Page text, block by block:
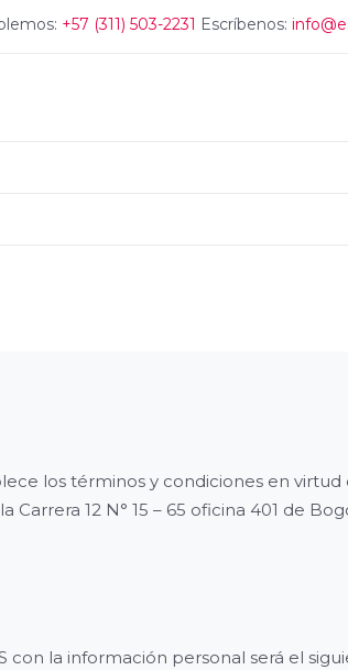
+57 (311) 503-2231 Escríbenos:
los términos y condiciones en virtud
12 N° 15 – 65 oficina 401 de
con la información personal será el